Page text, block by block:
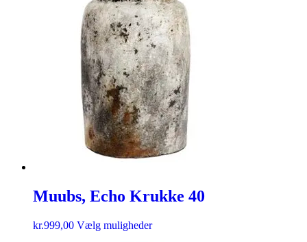
Muubs, Echo Krukke 40
kr.999,00 Vælg muligheder